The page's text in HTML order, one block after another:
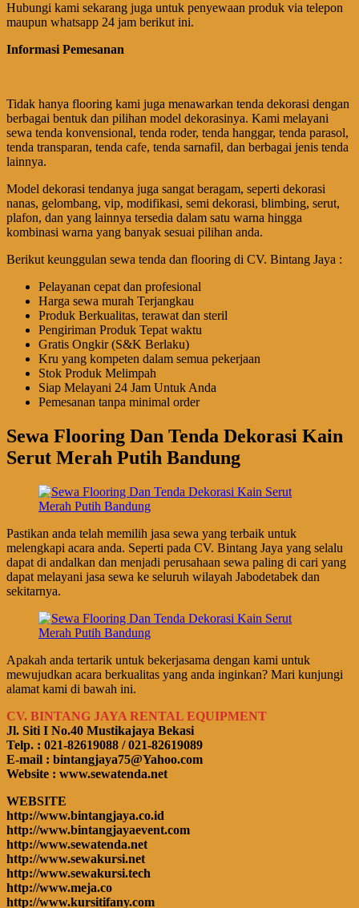
Hubungi kami sekarang juga untuk penyewaan produk via telepon
maupun whatsapp 24 jam berikut ini.
Informasi Pemesanan
Tidak hanya flooring kami juga menawarkan tenda dekorasi dengan
berbagai bentuk dan pilihan model dekorasinya. Kami melayani
sewa tenda konvensional, tenda roder, tenda hanggar, tenda parasol,
tenda transparan, tenda cafe, tenda sarnafil, dan berbagai jenis tenda
lainnya.
Model dekorasi tendanya juga sangat beragam, seperti dekorasi
nanas, gelombang, vip, modifikasi, semi dekorasi, blimbing, serut,
plafon, dan yang lainnya tersedia dalam satu warna hingga
kombinasi warna yang banyak sesuai pilihan anda.
Berikut keunggulan sewa tenda dan flooring di CV. Bintang Jaya :
Pelayanan cepat dan profesional
Harga sewa murah Terjangkau
Produk Berkualitas, terawat dan steril
Pengiriman Produk Tepat waktu
Gratis Ongkir (S&K Berlaku)
Kru yang kompeten dalam semua pekerjaan
Stok Produk Melimpah
Siap Melayani 24 Jam Untuk Anda
Pemesanan tanpa minimal order
Sewa Flooring Dan Tenda Dekorasi Kain
Serut Merah Putih Bandung
Pastikan anda telah memilih jasa sewa yang terbaik untuk
melengkapi acara anda. Seperti pada CV. Bintang Jaya yang selalu
dapat di andalkan dan menjadi perusahaan sewa paling di cari yang
dapat melayani jasa sewa ke seluruh wilayah Jabodetabek dan
sekitarnya.
Apakah anda tertarik untuk bekerjasama dengan kami untuk
mewujudkan acara berkualitas yang anda inginkan? Mari kunjungi
alamat kami di bawah ini.
CV. BINTANG JAYA RENTAL EQUIPMENT
Jl. Siti I No.40 Mustikajaya Bekasi
Telp. : 021-82619088 / 021-82619089
E-mail : bintangjaya75@Yahoo.com
Website : www.sewatenda.net
WEBSITE
http://www.bintangjaya.co.id
http://www.bintangjayaevent.com
http://www.sewatenda.net
http://www.sewakursi.net
http://www.sewakursi.tech
http://www.meja.co
http://www.kursitifany.com